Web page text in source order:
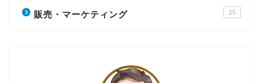
販売・マーケティング 25